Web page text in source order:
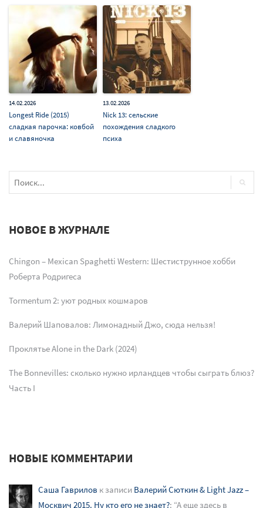
14.02.2026
Longest Ride (2015)
сладкая парочка: ковбой
и славяночка
13.02.2026
Nick 13: сельские
похождения сладкого
психа
НОВОЕ В ЖУРНАЛЕ
Chingon – Mexican Spaghetti Western: Шестиструнное хобби
Роберта Родригеса
Tormentum 2: уют родных кошмаров
Валерий Шаповалов: Лимонадный Джо, сюда нельзя!
Проклятье Alone in the Dark (2024)
The Bonnevilles: сколько нужно ирландцев чтобы сыграть блюз?
Часть I
НОВЫЕ КОММЕНТАРИИ
Саша Гаврилов к записи Валерий Сюткин & Light Jazz –
Москвич 2015. Ну кто его не знает?: “А еще здесь в